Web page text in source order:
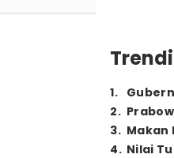
1.
2.
3. Makan
4. Nilai